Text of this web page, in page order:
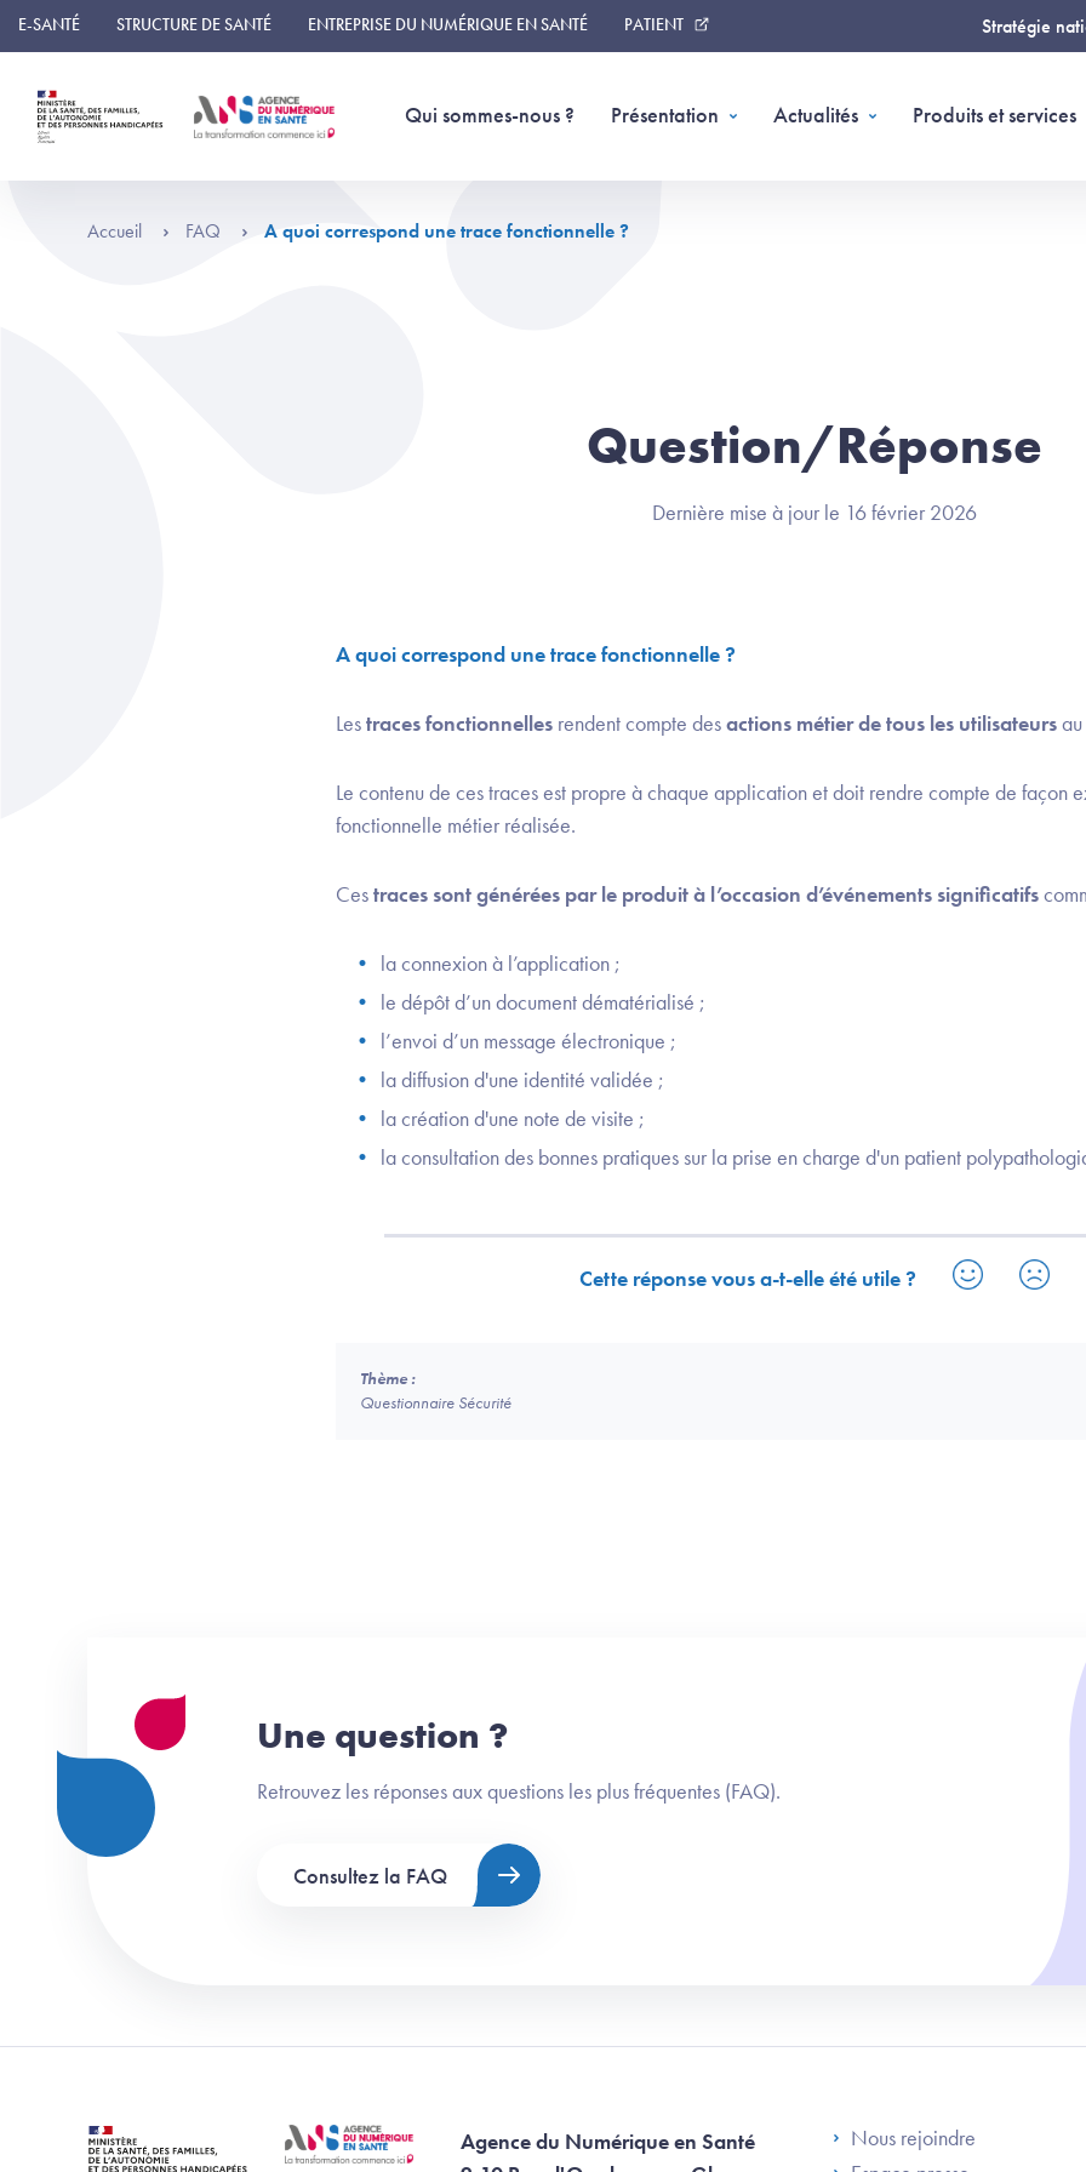
Panneau de gestion des cookies
E-SANTÉ STRUCTURE DE SANTÉ ENTREPRISE DU NUMÉRIQUE EN SANTÉ PATIENT Stratégie
Qui sommes-nous ? Présentation Actualités Produits et services
Accueil FAQ A quoi correspond une trace fonctionnelle ?
Question/Réponse
Dernière mise à jour le 16 février 2026
A quoi correspond une trace fonctionnelle ?
Lestraces fonctionnelles rendent compte desactions métier de tous les utilisateurs
Le contenu de ces traces est propre à chaque application et doit rendre compte de façon
fonctionnelle métier réalisée.
Cestraces sont générées par le produit à l’occasion d’événements significatifs
la connexion à l’application ;
le dépôt d’un document dématérialisé ;
l’envoi d’un message électronique ;
la diffusion d'une identité validée ;
la création d'une note de visite ;
la consultation des bonnes pratiques sur la prise en charge d'un patient
Cette réponse vous a-t-elle été utile ?
Thème :
Questionnaire Sécurité
Une question ?
Retrouvez les réponses aux questions les plus fréquentes (FAQ).
Consultez la FAQ
Agence du Numérique en Santé
Footer Left
Nous rejoindre